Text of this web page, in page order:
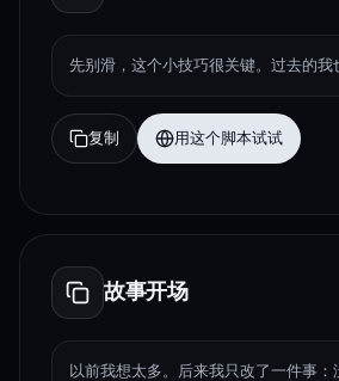
先别滑，这个小技巧很关键。过去的我
复制 用这个脚本试试
故事开场
以前我想太多。后来我只改了一件事：